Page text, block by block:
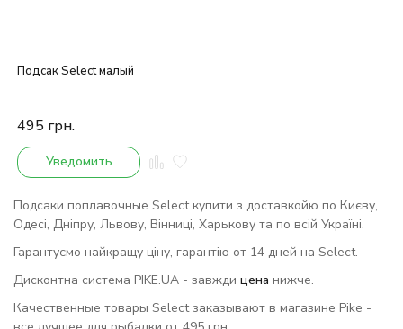
Подсак Select малый
495 грн.
Уведомить
Подсаки поплавочные Select купити з доставкойю по Києву,
Одесі, Дніпру, Львову, Вінниці, Харькову та по всій Україні.
Гарантуємо найкращу ціну, гарантію от 14 дней на Select.
Дисконтна система PIKE.UA - завжди цена нижче.
Качественные товары Select заказывают в магазине Pike -